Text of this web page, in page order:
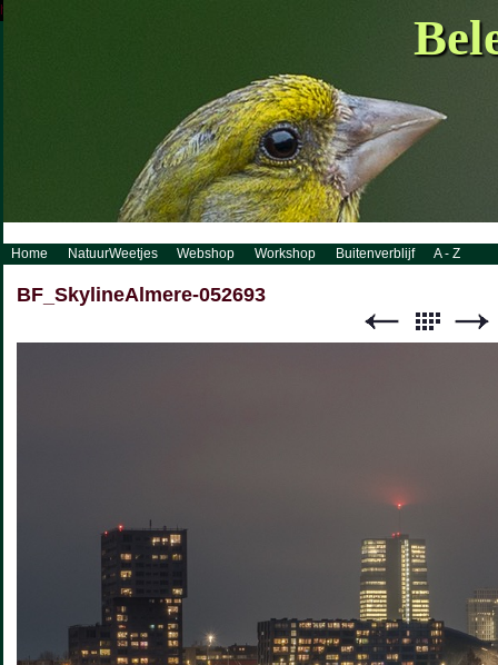
http://www.visueelconcept.nl/sitemap.xml.gz
Home NatuurWeetjes Webshop Workshop Buitenverblijf A - Z
BF_SkylineAlmere-052693